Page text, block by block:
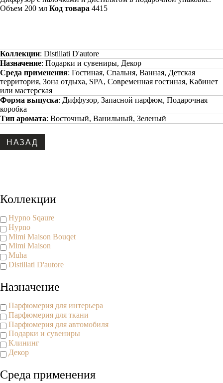
Объем 200 мл Код товара 4415
Коллекции: Distillati D'autore
Назначение: Подарки и сувениры, Декор
Среда применения: Гостиная, Спальня, Ванная, Детская
территория, Зона отдыха, SPA, Современная гостиная, Кабинет
или мастерская
Форма выпуска: Диффузор, Запасной парфюм, Подарочная
коробка
Тип аромата: Восточный, Ванильный, Зеленый
Коллекции
Hypno Sqaure
Hypno
Mimi Maison Bouqet
Mimi Maison
Muha
Distillati D'autore
Назначение
Парфюмерия для интерьера
Парфюмерия для ткани
Парфюмерия для автомобиля
Подарки и сувениры
Клининг
Декор
Среда применения